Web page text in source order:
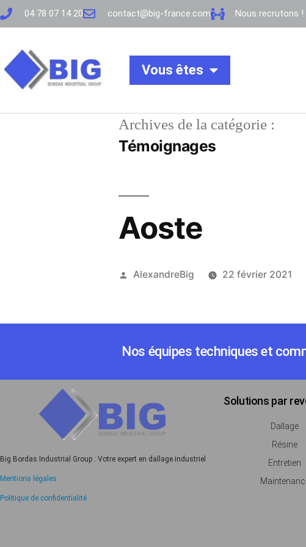
04 78 07 14 20 contact@big-france.com Nous recrutons !
Vous êtes
Archives de la catégorie :
Témoignages
Aoste
AlexandreBig 22 février 2021
Nos équipes techniques et
Big Bordas Industrial Group : Votre expert en dallage industriel
Mentions légales
Politique de confidentialité
Solutions par
Dallage
Résine
Entretien